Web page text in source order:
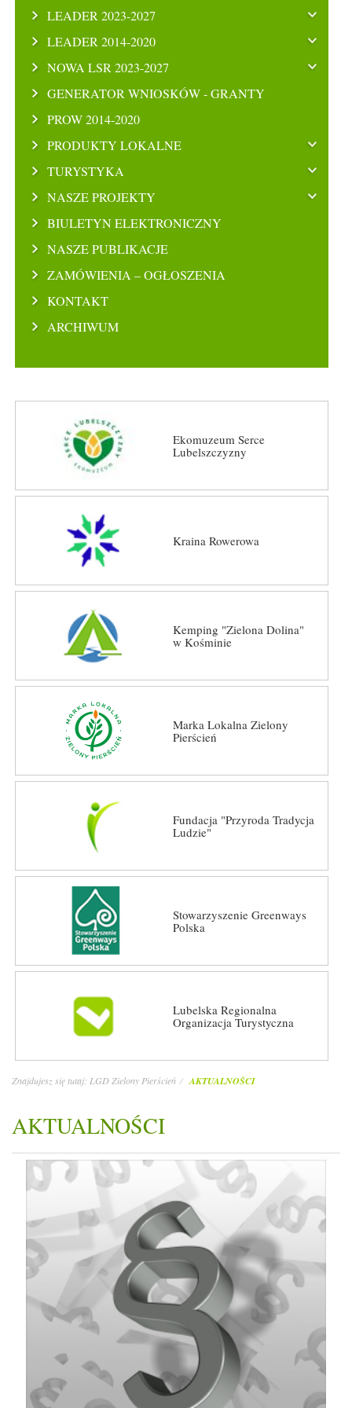
LEADER 2023-2027
LEADER 2014-2020
NOWA LSR 2023-2027
GENERATOR WNIOSKÓW - GRANTY
PROW 2014-2020
PRODUKTY LOKALNE
TURYSTYKA
NASZE PROJEKTY
BIULETYN ELEKTRONICZNY
NASZE PUBLIKACJE
ZAMÓWIENIA – OGŁOSZENIA
KONTAKT
ARCHIWUM
Ekomuzeum Serce
Lubelszczyzny
Kraina Rowerowa
Kemping "Zielona Dolina"
w Kośminie
Marka Lokalna Zielony
Pierścień
Fundacja "Przyroda Tradycja
Ludzie"
Stowarzyszenie Greenways
Polska
Lubelska Regionalna
Organizacja Turystyczna
Znajdujesz się tutaj: LGD Zielony Pierścień AKTUALNOŚCI
AKTUALNOŚCI